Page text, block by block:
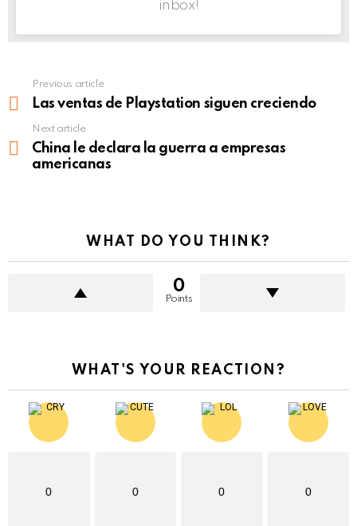
inbox!
more
Previous article
Las ventas de Playstation siguen creciendo
Next article
China le declara la guerra a empresas
americanas
WHAT DO YOU THINK?
0
Points
WHAT'S YOUR REACTION?
0 0 0 0